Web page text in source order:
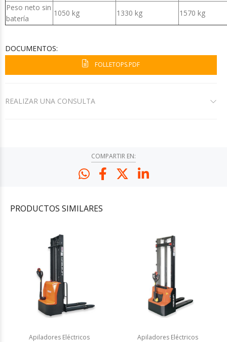
Peso neto sin
batería
1050 kg 1330 kg 1570 kg
DOCUMENTOS:
FOLLETOPS.PDF
REALIZAR UNA CONSULTA
COMPARTIR EN:
PRODUCTOS SIMILARES
Apiladores Eléctricos Apiladores Eléctricos